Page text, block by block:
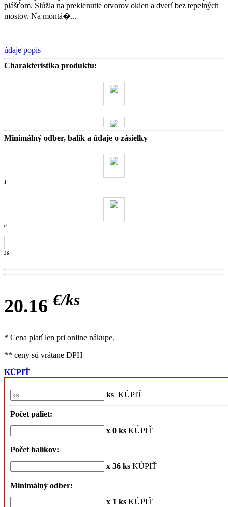
plášťom. Slúžia na preklenutie otvorov okien a dverí bez tepelných
mostov. Na montá�...
údaje popis
Charakteristika produktu:
Minimálný odber, balík a údaje o zásielky
1
0
36
20.16 €/ks
* Cena platí len pri online nákupe.
** ceny sú vrátane DPH
KÚPIŤ
ks KÚPIŤ
Počet paliet:
x 0 ks KÚPIŤ
Počet balíkov:
x 36 ks KÚPIŤ
Minimálný odber:
x 1 ks KÚPIŤ